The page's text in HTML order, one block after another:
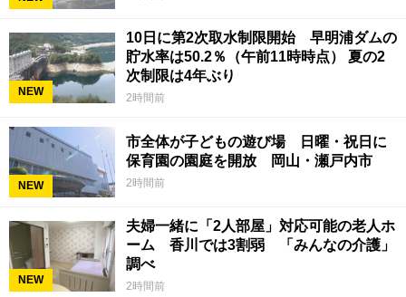
NEW
10日に第2次取水制限開始 早明浦ダムの
貯水率は50.2％（午前11時時点） 夏の2
次制限は4年ぶり
2時間前
NEW
市全体が子どもの遊び場 日曜・祝日に
保育園の園庭を開放 岡山・瀬戸内市
2時間前
NEW
夫婦一緒に「2人部屋」対応可能の老人ホ
ーム 香川では3割弱 「みんなの介護」
調べ
2時間前